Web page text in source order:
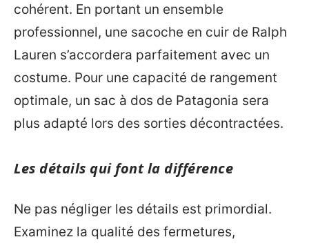
cohérent. En portant un ensemble
professionnel, une sacoche en cuir de Ralph
Lauren s’accordera parfaitement avec un
costume. Pour une capacité de rangement
optimale, un sac à dos de Patagonia sera
plus adapté lors des sorties décontractées.
Les détails qui font la différence
Ne pas négliger les détails est primordial.
Examinez la qualité des fermetures,